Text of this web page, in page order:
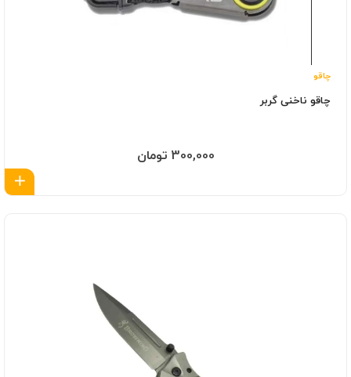
چاقو
چاقو ناخنی گربر
300,000 تومان